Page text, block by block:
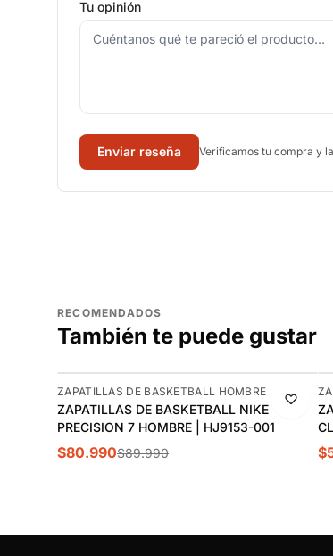
Tu opinión
Enviar reseña Verificamos tu compra y
RECOMENDADOS
También te puede gustar
-10%
ZAPATILLAS DE BASKETBALL HOMBRE
ZAPATILLAS DE BASKETBALL NIKE
PRECISION 7 HOMBRE | HJ9153-001
$80.990$89.990